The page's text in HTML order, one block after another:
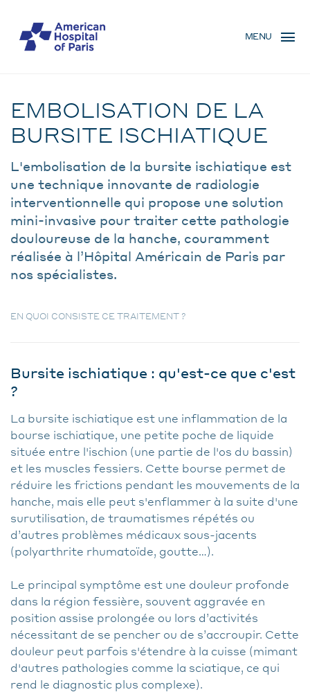
main
MENU
MOBILE
MENU
BREADCRUMB
EMBOLISATION DE LA
BURSITE ISCHIATIQUE
L'embolisation de la bursite ischiatique est
une technique innovante de radiologie
interventionnelle qui propose une solution
mini-invasive pour traiter cette pathologie
douloureuse de la hanche, couramment
réalisée à l’Hôpital Américain de Paris par
nos spécialistes.
EN QUOI CONSISTE CE TRAITEMENT ?
Bursite ischiatique : qu'est-ce que c'est
?
La bursite ischiatique est une inflammation de la
bourse ischiatique, une petite poche de liquide
située entre l'ischion (une partie de l'os du bassin)
et les muscles fessiers. Cette bourse permet de
réduire les frictions pendant les mouvements de la
hanche, mais elle peut s'enflammer à la suite d'une
surutilisation, de traumatismes répétés ou
d’autres problèmes médicaux sous-jacents
(polyarthrite rhumatoïde, goutte…).
Le principal symptôme est une douleur profonde
dans la région fessière, souvent aggravée en
position assise prolongée ou lors d’activités
nécessitant de se pencher ou de s’accroupir. Cette
douleur peut parfois s'étendre à la cuisse (mimant
d'autres pathologies comme la sciatique, ce qui
rend le diagnostic plus complexe).